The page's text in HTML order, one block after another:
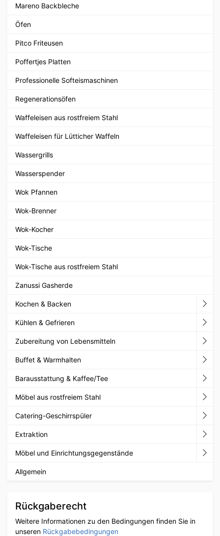
Mareno Backbleche
Öfen
Pitco Friteusen
Poffertjes Platten
Professionelle Softeismaschinen
Regenerationsöfen
Waffeleisen aus rostfreiem Stahl
Waffeleisen für Lütticher Waffeln
Wassergrills
Wasserspender
Wok Pfannen
Wok-Brenner
Wok-Kocher
Wok-Tische
Wok-Tische aus rostfreiem Stahl
Zanussi Gasherde
Kochen & Backen
Kühlen & Gefrieren
Zubereitung von Lebensmitteln
Buffet & Warmhalten
Barausstattung & Kaffee/Tee
Möbel aus rostfreiem Stahl
Catering-Geschirrspüler
Extraktion
Möbel und Einrichtungsgegenstände
Allgemein
Rückgaberecht
Weitere Informationen zu den Bedingungen finden Sie in
unseren Rückgabebedingungen